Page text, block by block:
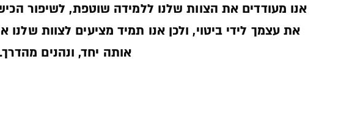
אנו מעודדים את הצוות שלנו ללמידה שוטפת, לשיפור
את עצמך לידי ביטוי, ולכן אנו תמיד מציעים לצוות
אותה יחד, ונהנים